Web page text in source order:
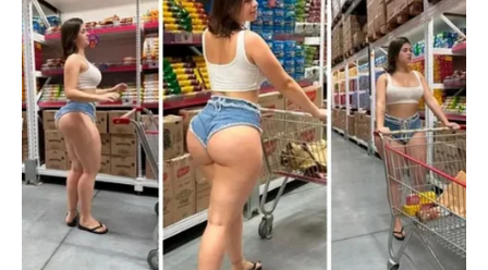
Slušajte srce, ali ne zaboravite lekcije iz prošlosti.
Stare emocije traže odgovor
Pred vama su snažni trenuci.
STRIJELAC